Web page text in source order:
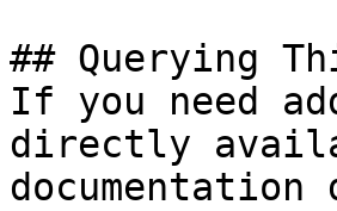
## Querying
If you need
directly